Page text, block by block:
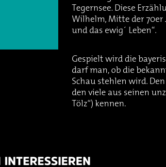
Tegernsee. Diese
Wilhelm, Mitte der 70er
und das ewig´ Leben“.
Gespielt wird die
darf man, ob die
Schau stehlen wird.
den viele aus seinen
Tölz“) kennen.